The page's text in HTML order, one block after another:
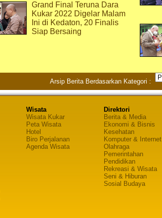
Grand Final Teruna Dara
Kukar 2022 Digelar Malam
Ini di Kedaton, 20 Finalis
Siap Bersaing
Arsip Berita Berdasarkan Kategori :
Wisata
Wisata Kukar
Peta Wisata
Hotel
Biro Perjalanan
Agenda Wisata
Direktori
Berita & Media
Ekonomi & Bisnis
Kesehatan
Komputer & Internet
Olahraga
Pemerintahan
Pendidikan
Rekreasi & Wisata
Seni & Hiburan
Sosial Budaya